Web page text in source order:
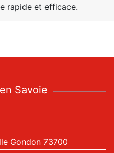
rapide et efficace.
Savoie
Gondon 73700